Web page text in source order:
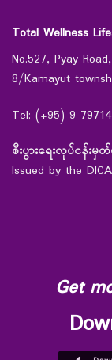
Total Wellness
No.527, Pyay
8/Kamayut
Tel: (+95) 9
စီးပွားရေးလုပ်င
Issued by the
Get